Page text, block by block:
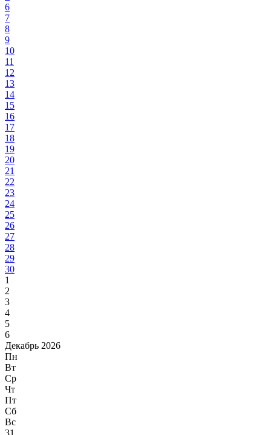
6
7
8
9
10
11
12
13
14
15
16
17
18
19
20
21
22
23
24
25
26
27
28
29
30
1
2
3
4
5
6
Декабрь 2026
Пн
Вт
Ср
Чт
Пт
Сб
Вс